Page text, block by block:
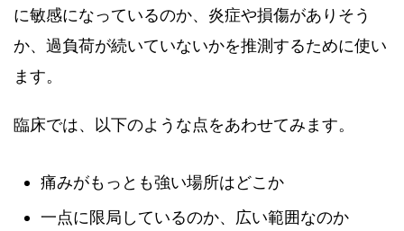
に敏感になっているのか、炎症や損傷がありそう
か、過負荷が続いていないかを推測するために使い
ます。
臨床では、以下のような点をあわせてみます。
痛みがもっとも強い場所はどこか
一点に限局しているのか、広い範囲なのか